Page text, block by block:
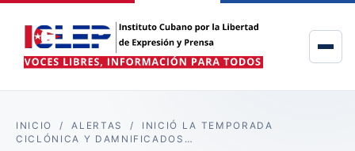
INICIO /ALERTAS / INICIÓ LA TEMPORADA
CICLÓNICA Y DAMNIFICADOS…